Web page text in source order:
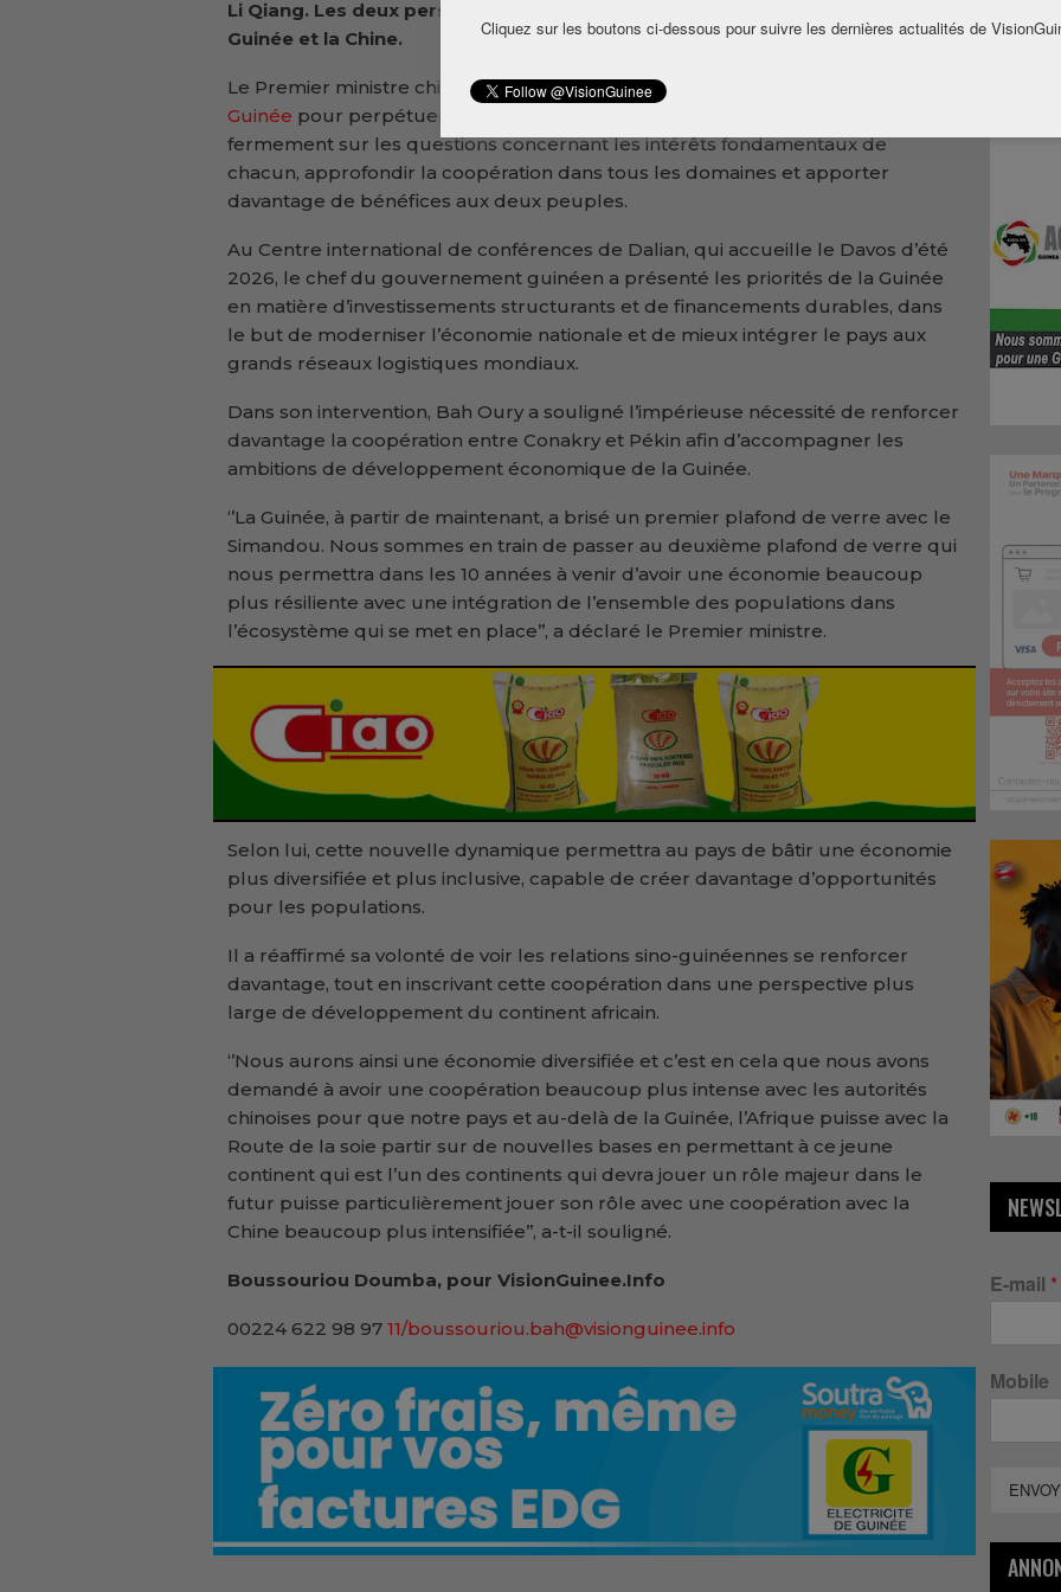
Li Qiang. Les deux personnalités ont passé en revue les relations entre la
Guinée et la Chine.
Le Premier ministre chinois a indiqué quela Chine est prête à travailler avec la
Guinée pour perpétuer davantage l’amitié traditionnelle, se soutenir
fermement sur les questions concernant les intérêts fondamentaux de
chacun, approfondir la coopération dans tous les domaines et apporter
davantage de bénéfices aux deux peuples.
Au Centre international de conférences de Dalian, qui accueille le Davos d’été
2026, le chef du gouvernement guinéen a présenté les priorités de la Guinée
en matière d’investissements structurants et de financements durables, dans
le but de moderniser l’économie nationale et de mieux intégrer le pays aux
grands réseaux logistiques mondiaux.
Dans son intervention, Bah Oury a souligné l’impérieuse nécessité de renforcer
davantage la coopération entre Conakry et Pékin afin d’accompagner les
ambitions de développement économique de la Guinée.
‘’La Guinée, à partir de maintenant, a brisé un premier plafond de verre avec le
Simandou. Nous sommes en train de passer au deuxième plafond de verre qui
nous permettra dans les 10 années à venir d’avoir une économie beaucoup
plus résiliente avec une intégration de l’ensemble des populations dans
l’écosystème qui se met en place’’, a déclaré le Premier ministre.
Selon lui, cette nouvelle dynamique permettra au pays de bâtir une économie
plus diversifiée et plus inclusive, capable de créer davantage d’opportunités
pour les populations.
Il a réaffirmé sa volonté de voir les relations sino-guinéennes se renforcer
davantage, tout en inscrivant cette coopération dans une perspective plus
large de développement du continent africain.
‘’Nous aurons ainsi une économie diversifiée et c’est en cela que nous avons
demandé à avoir une coopération beaucoup plus intense avec les autorités
chinoises pour que notre pays et au-delà de la Guinée, l’Afrique puisse avec la
Route de la soie partir sur de nouvelles bases en permettant à ce jeune
continent qui est l’un des continents qui devra jouer un rôle majeur dans le
futur puisse particulièrement jouer son rôle avec une coopération avec la
Chine beaucoup plus intensifiée’’, a-t-il souligné.
Boussouriou Doumba, pour VisionGuinee.Info
00224 622 98 97 11/boussouriou.bah@visionguinee.info
E-mail *
Mobile
Cliquez sur les boutons ci-dessous pour suivre les dernières actualités de